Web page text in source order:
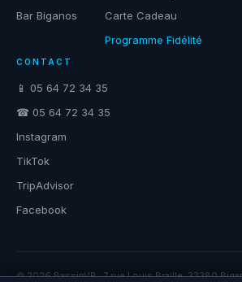
Bar Biganos
Carte Cadeau
Programme Fidélité
CONTACT
📱 05 64 72 34 35
☎ 05 64 72 34 35
Instagram
TikTok
TripAdvisor
Facebook
© 2026 BassinVR · 7 rue Louis Braille, 33380